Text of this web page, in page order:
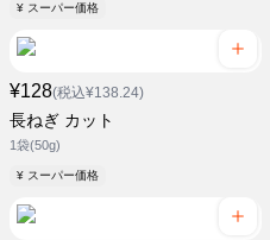
¥ スーパー価格
¥128(税込¥138.24)
長ねぎ カット
1袋(50g)
¥ スーパー価格